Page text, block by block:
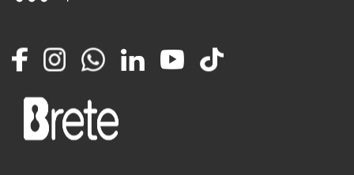
FacebookInstagramWhatsappLinkedInYouTube
TikTok